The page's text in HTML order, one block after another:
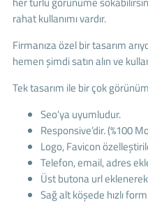
rahat kullanımı vardır.
Firmanıza özel bir tasarım
hemen şimdi satın alın ve
Tek tasarım ile bir çok
Seo’ya uyumludur.
Responsive’dir. (%100
Logo, Favicon
Telefon, email, adres
Üst butona url
Sağ alt köşede hızlı